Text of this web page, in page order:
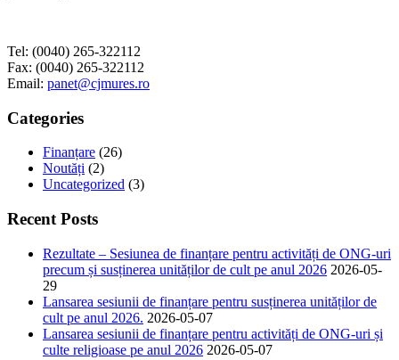
Tel: (0040) 265-322112
Fax: (0040) 265-322112
Email: panet@cjmures.ro
Categories
Finanțare (26)
Noutăți (2)
Uncategorized (3)
Recent Posts
Rezultate – Sesiunea de finanțare pentru activități de ONG-uri
precum și susținerea unităților de cult pe anul 2026 2026-05-
29
Lansarea sesiunii de finanțare pentru susținerea unităților de
cult pe anul 2026. 2026-05-07
Lansarea sesiunii de finanțare pentru activități de ONG-uri și
culte religioase pe anul 2026 2026-05-07